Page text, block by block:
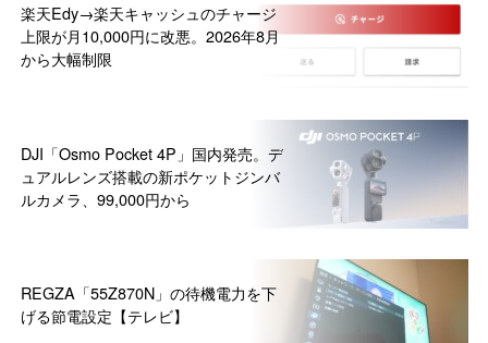
楽天Edy→楽天キャッシュのチャージ
上限が月10,000円に改悪。2026年8月
から大幅制限
DJI「Osmo Pocket 4P」国内発売。デ
ュアルレンズ搭載の新ポケットジンバ
ルカメラ、99,000円から
REGZA「55Z870N」の待機電力を下
げる節電設定【テレビ】